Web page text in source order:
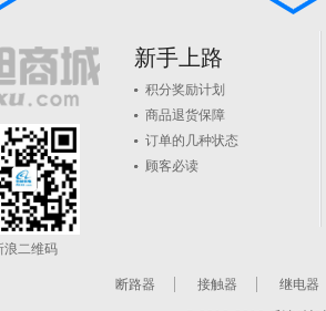
浪二维码
新手上路
积分奖励计划
商品退货保障
订单的几种状态
顾客必读
断路器 接触器 继电器